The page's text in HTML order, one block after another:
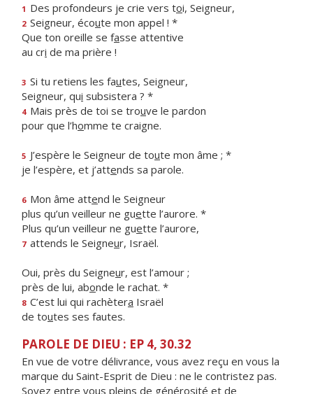
1 Des profondeurs je crie vers toi, Seigneur,
2 Seigneur, écoute mon appel ! *
Que ton oreille se fasse attentive
au cri de ma prière !
3 Si tu retiens les fautes, Seigneur,
Seigneur, qui subsistera ? *
4 Mais près de toi se trouve le pardon
pour que l’homme te craigne.
5 J’espère le Seigneur de toute mon âme ; *
je l’espère, et j’attends sa parole.
6 Mon âme attend le Seigneur
plus qu’un veilleur ne guette l’aurore. *
Plus qu’un veilleur ne guette l’aurore,
7 attends le Seigneur, Israël.
Oui, près du Seigneur, est l’amour ;
près de lui, abonde le rachat. *
8 C’est lui qui rachètera Israël
de toutes ses fautes.
PAROLE DE DIEU : EP 4, 30.32
En vue de votre délivrance, vous avez reçu en vous la
marque du Saint-Esprit de Dieu : ne le contristez pas.
Soyez entre vous pleins de générosité et de